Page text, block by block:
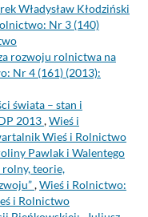
Władysław Kłodziński
Nr 3 (140)
rozwoju rolnictwa na
Nr 4 (161) (2013):
świata – stan i
2013,Wieś i
Wieś i Rolnictwo
Pawlak i Walentego
rolny, teorie,
,Wieś i Rolnictwo:
i Rolnictwo